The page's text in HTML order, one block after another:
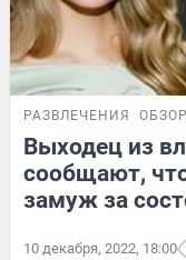
РАЗВЛЕЧЕНИЯ ОБЗОР
Выходец из
сообщают,
замуж за
10 декабря, 2022, 18:00